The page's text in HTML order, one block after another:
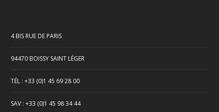
4 BIS RUE DE PARIS
94470 BOISSY SAINT LÉGER
TÉL : +33 (0)1 45 69 28 00
SAV : +33 (0)1 45 98 34 44